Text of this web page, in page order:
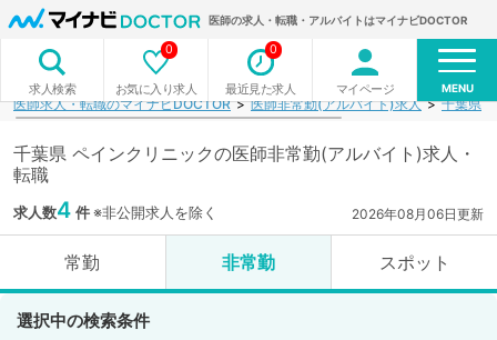
医師の求人・転職・アルバイトはマイナビDOCTOR
求人検索 お気に入り求人
0
最近見た求人
0
マイページ MENU
医師求人・転職のマイナビDOCTOR 医師非常勤(アルバイト)求人 千葉県
千葉県 ペインクリニックの医師非常勤(アルバイト)求人・
転職
求人数4 件※非公開求人を除く 2026年08月06日更新
常勤 非常勤 スポット
選択中の検索条件